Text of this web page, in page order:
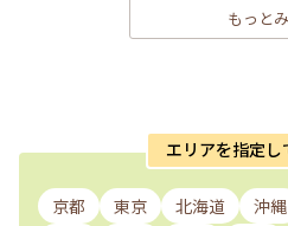
もっと
エリアを指定し
京都 東京 北海道 沖縄